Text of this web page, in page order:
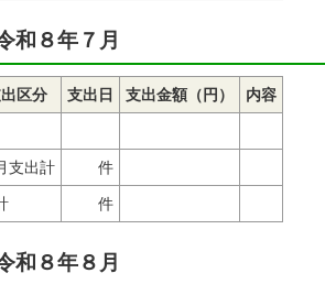
和８年７月
区分 支出日 支出金額（円） 内容
支出計 件
件
和８年８月